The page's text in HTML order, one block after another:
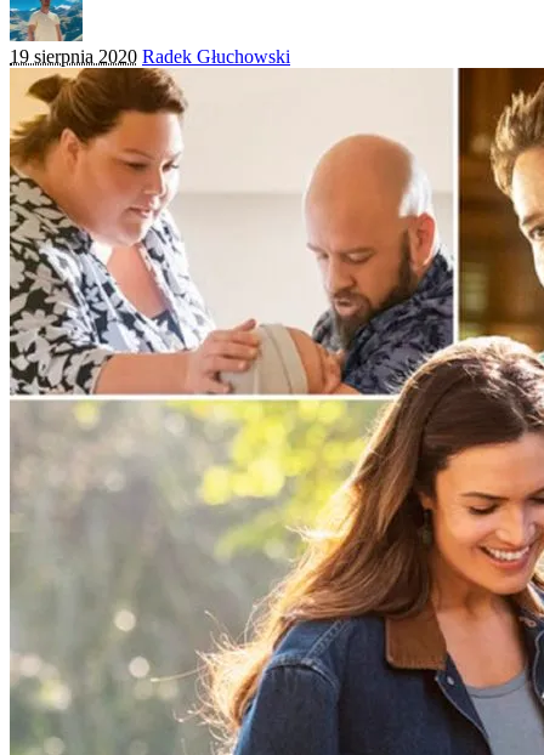
19 sierpnia 2020 Posted
by
Radek Głuchowski